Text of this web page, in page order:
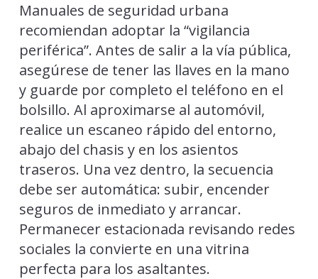
Manuales de seguridad urbana
recomiendan adoptar la “vigilancia
periférica”. Antes de salir a la vía pública,
asegúrese de tener las llaves en la mano
y guarde por completo el teléfono en el
bolsillo. Al aproximarse al automóvil,
realice un escaneo rápido del entorno,
abajo del chasis y en los asientos
traseros. Una vez dentro, la secuencia
debe ser automática: subir, encender
seguros de inmediato y arrancar.
Permanecer estacionada revisando redes
sociales la convierte en una vitrina
perfecta para los asaltantes.